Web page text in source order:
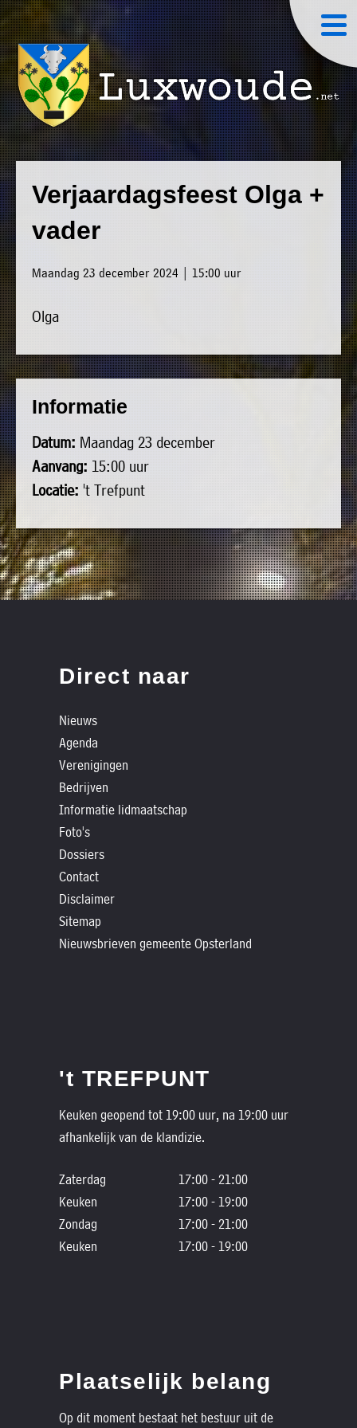
Verjaardagsfeest Olga +
vader
Maandag 23 december 2024 | 15:00 uur
Olga
Informatie
Datum: Maandag 23 december
Aanvang: 15:00 uur
Locatie: 't Trefpunt
Direct naar
Nieuws
Agenda
Verenigingen
Bedrijven
Informatie lidmaatschap
Foto's
Dossiers
Contact
Disclaimer
Sitemap
Nieuwsbrieven gemeente Opsterland
't TREFPUNT
Keuken geopend tot 19:00 uur, na 19:00 uur
afhankelijk van de klandizie.
Zaterdag
17:00 - 21:00
Keuken
17:00 - 19:00
Zondag
17:00 - 21:00
Keuken
17:00 - 19:00
Plaatselijk belang
Op dit moment bestaat het bestuur uit de
»
Welkom
Nieuws
Agenda
Verenigingen
Plaatselijk
belang
Informatie
lidmaatschap
»
Historische
verhalen
Dossiers
Contact
Nieuwsbrieven
gemeente
Luxwoude.net
website@luxwoude.net
Plaatselijk
Op
moment
het
uit
volgende
personen:
Voorzitter
vacant
Penningmeester
vacant
Algemeen
lid
Anco
Hoen
Ids